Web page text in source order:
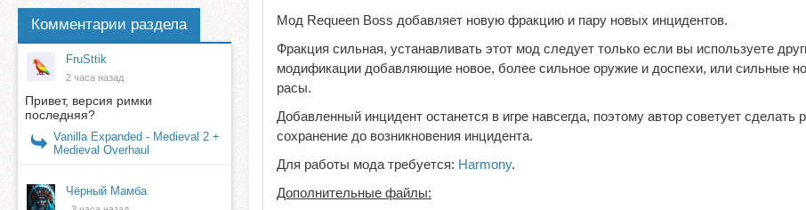
Мод Requeen Boss добавляет новую фракцию и пару новых инцидентов.
Фракция сильная, устанавливать этот мод следует только если вы используете
модификации добавляющие новое, более сильное оружие и доспехи, или сильные
расы.
Добавленный инцидент останется в игре навсегда, поэтому автор советует сделать
сохранение до возникновения инцидента.
Для работы мода требуется: Harmony.
Дополнительные файлы:
Комментарии раздела
FruSttik
2 часа назад
Привет, версия римки
последняя?
Vanilla Expanded - Medieval 2 +
Medieval Overhaul
Чёрный Мамба